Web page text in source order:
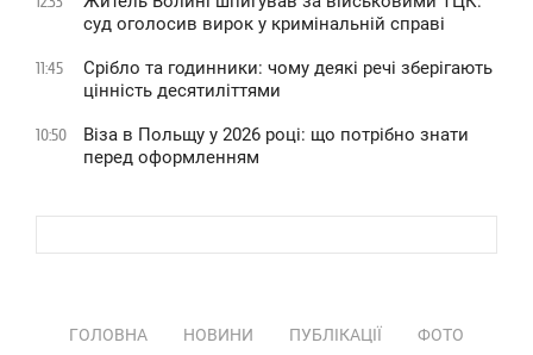
суд оголосив вирок у кримінальній справі
11:45
Срібло та годинники: чому деякі речі зберігають
цінність десятиліттями
10:50
Віза в Польщу у 2026 році: що потрібно знати
перед оформленням
ГОЛОВНА НОВИНИ ПУБЛІКАЦІЇ
ФОТО